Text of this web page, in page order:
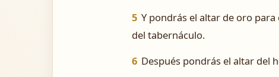
5 Y pondrás el altar de oro
del tabernáculo.
6 Después pondrás el altar del